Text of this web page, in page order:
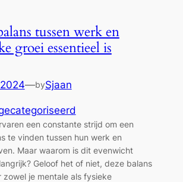
tussen werk en
groei essentieel is
—bySjaan
een constante strijd om een
te vinden tussen hun werk en
Maar waarom is dit evenwicht
Geloof het of niet, deze balans
zowel je mentale als fysieke